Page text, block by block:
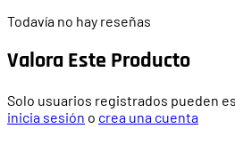
Todavía no hay reseñas
Valora Este Producto
Solo usuarios registrados pueden
inicia sesión o crea una cuenta